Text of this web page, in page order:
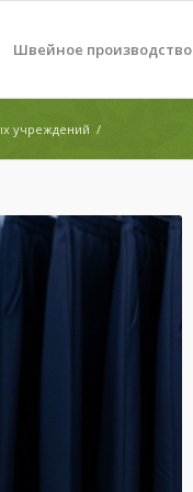
Швейное производство
учреждений /